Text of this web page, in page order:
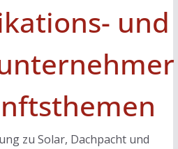
und
zu Solar, Dachpacht und